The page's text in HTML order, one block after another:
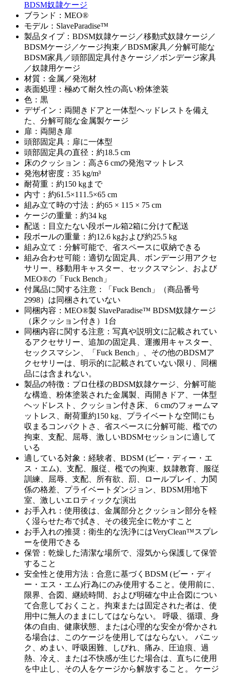
BDSM奴隷ケージ
ブランド：MEO®
モデル：SlaveParadise™
製品タイプ：BDSM奴隷ケージ／移動式奴隷ケージ／
BDSMケージ／ケージ拘束／BDSM家具／分解可能な
BDSM家具／頭部固定具付きケージ／ボンデージ家具
／奴隷用ケージ
材質：金属／発泡材
表面処理：極めて耐久性の高い粉体塗装
色：黒
デザイン：両開きドアと一体型ヘッドレストを備え
た、分解可能な金属製ケージ
扉：両開き扉
頭部固定具：扉に一体型
頭部固定具の直径：約18.5 cm
床のクッション：高さ6 cmの発泡マットレス
発泡材密度：35 kg/m³
耐荷重：約150 kgまで
内寸：約61.5×111.5×65 cm
組み立て時の寸法：約65 × 115 × 75 cm
ケージの重量：約34 kg
配送：目立たない段ボール箱2箱に分けて配送
段ボールの重量：約12.6 kgおよび約25.5 kg
組み立て：分解可能で、省スペースに収納できる
組み合わせ可能：適切な固定具、ボンデージ用アクセ
サリー、移動用キャスター、セックスマシン、および
MEO®の「Fuck Bench」
付属品に関する注意：「Fuck Bench」（商品番号
2998）は同梱されていない
同梱内容：MEO®製 SlaveParadise™ BDSM奴隷ケージ
（床クッション付き）1台
同梱内容に関する注意：写真や説明文に記載されてい
るアクセサリー、追加の固定具、運搬用キャスター、
セックスマシン、「Fuck Bench」、その他のBDSMア
クセサリーは、明示的に記載されていない限り、同梱
品には含まれない。
製品の特徴：プロ仕様のBDSM奴隷ケージ、分解可能
な構造、粉体塗装された金属製、両開きドア、一体型
ヘッドレスト、クッション付き床、 6 cmのフォームマ
ットレス、耐荷重約150 kg、プライベートな空間にも
収まるコンパクトさ、省スペースに分解可能、檻での
拘束、支配、屈辱、激しいBDSMセッションに適して
いる
適している対象：経験者、BDSM (ビー・ディー・エ
ス・エム)、支配、服従、檻での拘束、奴隷教育、服従
訓練、屈辱、支配、所有欲、罰、ロールプレイ、力関
係の格差、プライベートダンジョン、BDSM用地下
室、激しいエロティックな演出
お手入れ：使用後は、金属部分とクッション部分を軽
く湿らせた布で拭き、その後完全に乾かすこと
お手入れの推奨：衛生的な洗浄にはVeryClean™スプレ
ーを使用できる
保管：乾燥した清潔な場所で、湿気から保護して保管
すること
安全性と使用方法：合意に基づくBDSM (ビー・ディ
ー・エス・エム)行為にのみ使用すること。使用前に、
限界、合図、継続時間、および明確な中止合図につい
て合意しておくこと。拘束または固定された者は、使
用中に無人のままにしてはならない。 呼吸、循環、身
体の自由、健康状態、または心理的な安全が脅かされ
る場合は、このケージを使用してはならない。 パニッ
ク、めまい、呼吸困難、しびれ、痛み、圧迫痕、過
熱、冷え、または不快感が生じた場合は、直ちに使用
を中止し、その人をケージから解放すること。 ケージ